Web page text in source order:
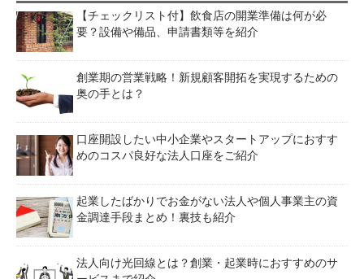
【チェックリスト付】飲食店の開業準備は何が必
要？設備や備品、申請書類等を紹介
創業期の営業戦略！新規顧客開拓を実現するための
奥の手とは？
口座開設したい中小企業やスタートアップにおすす
めのコスパ良好な法人口座をご紹介
起業したばかりでお金がない法人や個人事業主の資
金調達手段まとめ！裏技も紹介
法人向け光回線とは？創業・起業時におすすめのサ